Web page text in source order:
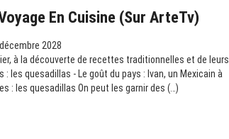
En Cuisine (sur ArteTv)
2028
à la découverte de recettes traditionnelles et de leurs
les quesadillas - Le goût du pays : Ivan, un Mexicain à
: les quesadillas On peut les garnir des (…)